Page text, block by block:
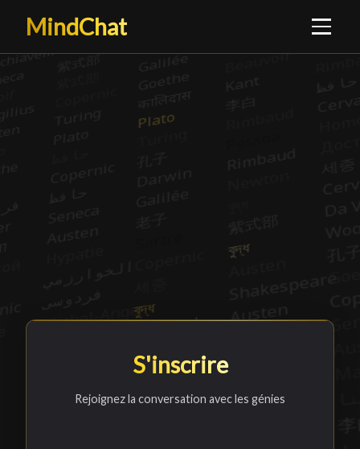
MindChat
S'inscrire
Rejoignez la conversation avec les génies